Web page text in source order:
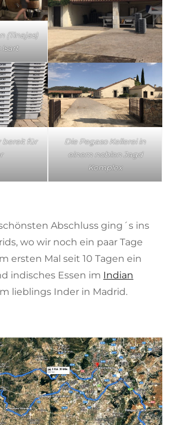
(Tinajas)
bereit für
Die Pegaso Kellerei in
einem noblen Jagd
Komplex
Abschluss ging´s ins
wo wir noch ein paar Tage
ersten Mal seit 10 Tagen ein
indisches Essen im Indian
lieblings Inder in Madrid.